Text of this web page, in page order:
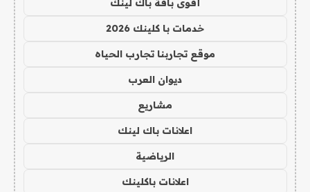
خدمات با كلينك 2026
موقع تجاربنا تجارب الحياه
ديوان العرب
مشاريع
اعلانات باك لينك
الرياضية
اعلانات باكلينك